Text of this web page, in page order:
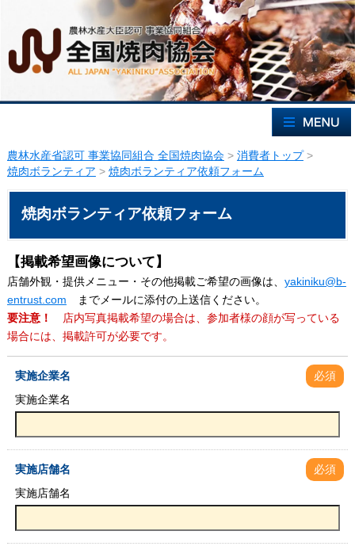
農林水産省認可 事業協同組合 全国焼肉協会 > 消費者トップ >
焼肉ボランティア > 焼肉ボランティア依頼フォーム
焼肉ボランティア依頼フォーム
【掲載希望画像について】
店舗外観・提供メニュー・その他掲載ご希望の画像は、 yakiniku@b-
entrust.com までメールに添付の上送信ください。
要注意！
店内写真掲載希望の場合は、参加者様の顔が写っている
場合には、掲載許可が必要です。
実施企業名
必須
実施企業名
実施店舗名
必須
実施店舗名